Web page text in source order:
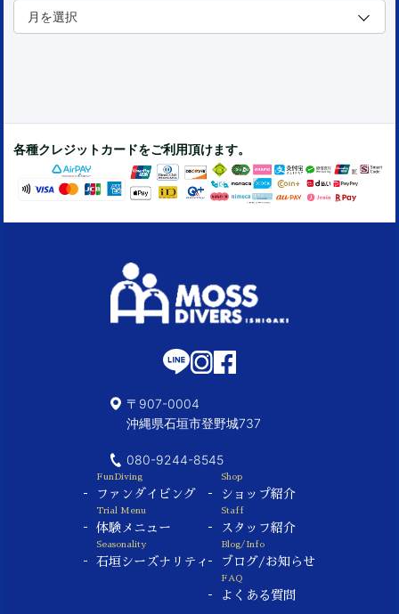
各種クレジットカードをご利用頂けます。
〒907-0004
沖縄県石垣市登野城737
080-9244-8545
FunDiving
ファンダイビング
Trial Menu
体験メニュー
Seasonality
石垣シーズナリティ
Shop
ショップ紹介
Staff
スタッフ紹介
Blog/Info
ブログ/お知らせ
FAQ
よくある質問